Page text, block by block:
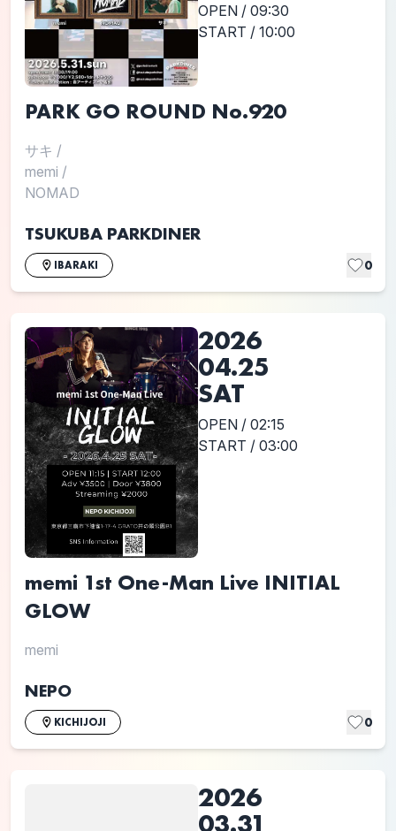
OPEN / 09:30
START / 10:00
PARK GO ROUND No.920
サキ /
memi /
NOMAD
TSUKUBA PARKDINER
IBARAKI 0
2026
04.25
SAT
OPEN / 02:15
START / 03:00
memi 1st One-Man Live INITIAL
GLOW
memi
NEPO
KICHIJOJI 0
2026
03.31